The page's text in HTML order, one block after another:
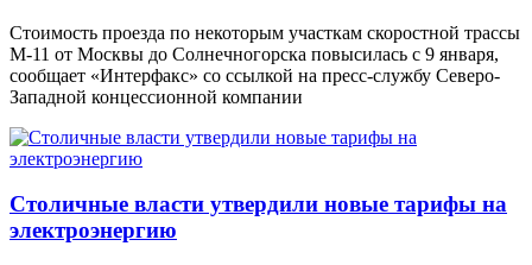
Стоимость проезда по некоторым участкам скоростной трассы
М-11 от Москвы до Солнечногорска повысилась с 9 января,
сообщает «Интерфакс» со ссылкой на пресс-службу Северо-
Западной концессионной компании
Столичные власти утвердили новые тарифы на
электроэнергию